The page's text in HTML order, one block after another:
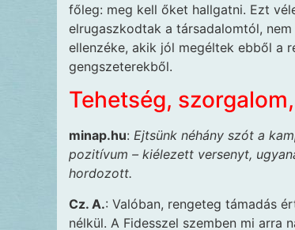
főleg: meg kell őket hallgatni. Ezt
elrugaszkodtak a társadalomtól,
ellenzéke, akik jól megéltek ebből a
gengszeterekből.
Tehetség,
minap.hu: Ejtsünk néhány szót a
pozitívum – kiélezett versenyt,
hordozott.
Cz. A.: Valóban, rengeteg támadás
nélkül. A Fidesszel szemben mi arra